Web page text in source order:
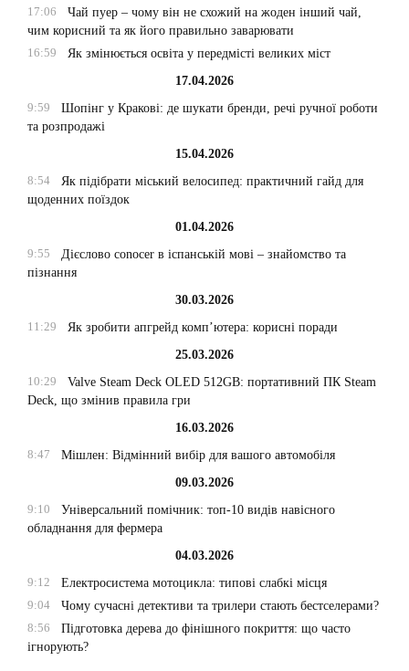
17:06
Чай пуер – чому він не схожий на жоден інший чай,
чим корисний та як його правильно заварювати
16:59
Як змінюється освіта у передмісті великих міст
17.04.2026
9:59
Шопінг у Кракові: де шукати бренди, речі ручної роботи
та розпродажі
15.04.2026
8:54
Як підібрати міський велосипед: практичний гайд для
щоденних поїздок
01.04.2026
9:55
Дієслово conocer в іспанській мові – знайомство та
пізнання
30.03.2026
11:29
Як зробити апгрейд комп’ютера: корисні поради
25.03.2026
10:29
Valve Steam Deck OLED 512GB: портативний ПК Steam
Deck, що змінив правила гри
16.03.2026
8:47
Мішлен: Відмінний вибір для вашого автомобіля
09.03.2026
9:10
Універсальний помічник: топ-10 видів навісного
обладнання для фермера
04.03.2026
9:12
Електросистема мотоцикла: типові слабкі місця
9:04
Чому сучасні детективи та трилери стають бестселерами?
8:56
Підготовка дерева до фінішного покриття: що часто
ігнорують?